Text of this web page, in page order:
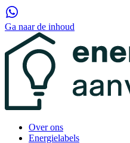
Ga naar de inhoud
Over ons
Energielabels